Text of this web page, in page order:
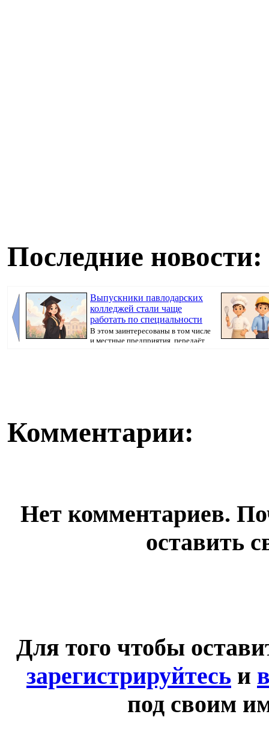
Последние новости:
Выпускники павлодарских
колледжей стали чаще
работать по специальности
В этом заинтересованы в том числе
и местные предприятия, передаёт
Комментарии:
Нет комментариев.
оставить
Для того чтобы
зарегистрируйтесь и
под своим